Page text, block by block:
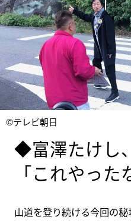
©テレビ朝日
◆富澤たけし
「これやった
山道を登り続ける今回の